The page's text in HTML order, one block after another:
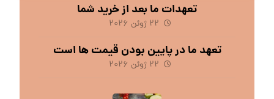
تعهدات ما بعد از خرید شما
۲۲ ژوئن ۲۰۲۶
تعهد ما در پایین بودن قیمت ها است
۲۲ ژوئن ۲۰۲۶